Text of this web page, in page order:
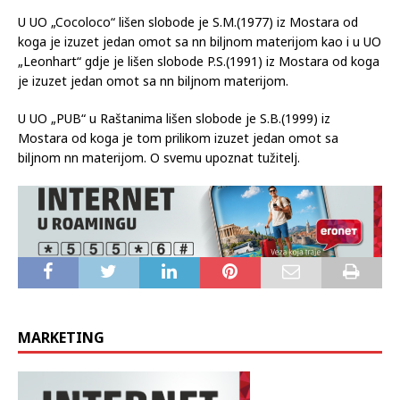
U UO „Cocoloco“ lišen slobode je S.M.(1977) iz Mostara od
koga je izuzet jedan omot sa nn biljnom materijom kao i u UO
„Leonhart“ gdje je lišen slobode P.S.(1991) iz Mostara od koga
je izuzet jedan omot sa nn biljnom materijom.
U UO „PUB“ u Raštanima lišen slobode je S.B.(1999) iz
Mostara od koga je tom prilikom izuzet jedan omot sa
biljnom nn materijom. O svemu upoznat tužitelj.
MARKETING